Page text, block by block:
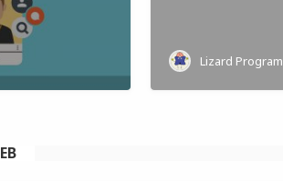
Lizard Program